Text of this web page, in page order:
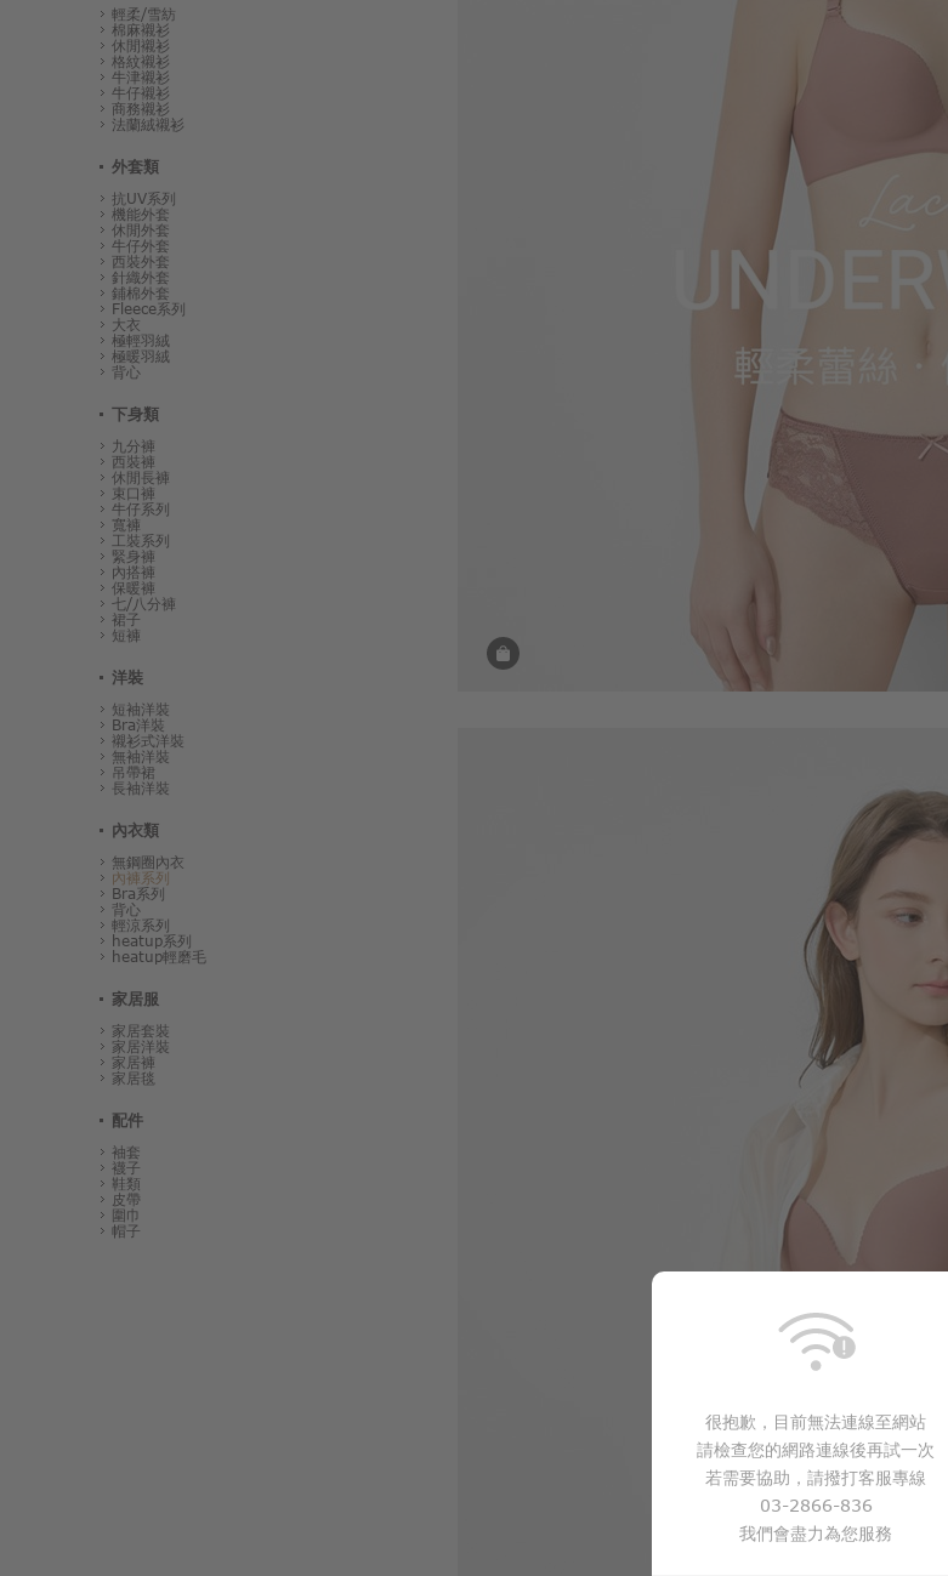
輕柔/雪紡
棉麻襯衫
休閒襯衫
格紋襯衫
牛津襯衫
牛仔襯衫
商務襯衫
法蘭絨襯衫
外套類
抗UV系列
機能外套
休閒外套
牛仔外套
西裝外套
針織外套
鋪棉外套
Fleece系列
大衣
極輕羽絨
極暖羽絨
背心
下身類
九分褲
西裝褲
休閒長褲
束口褲
牛仔系列
寬褲
工裝系列
緊身褲
內搭褲
保暖褲
七/八分褲
裙子
短褲
洋裝
短袖洋裝
Bra洋裝
襯衫式洋裝
無袖洋裝
吊帶裙
長袖洋裝
內衣類
無鋼圈內衣
內褲系列
Bra系列
背心
輕涼系列
heatup系列
heatup輕磨毛
家居服
家居套裝
家居洋裝
家居褲
家居毯
配件
袖套
襪子
鞋類
皮帶
圍巾
帽子
99
$ 399
很抱歉，目前無法連線至網站
請檢查您的網路連線後再試一次
若需要協助，請撥打客服專線
03-2866-836
我們會盡力為您服務